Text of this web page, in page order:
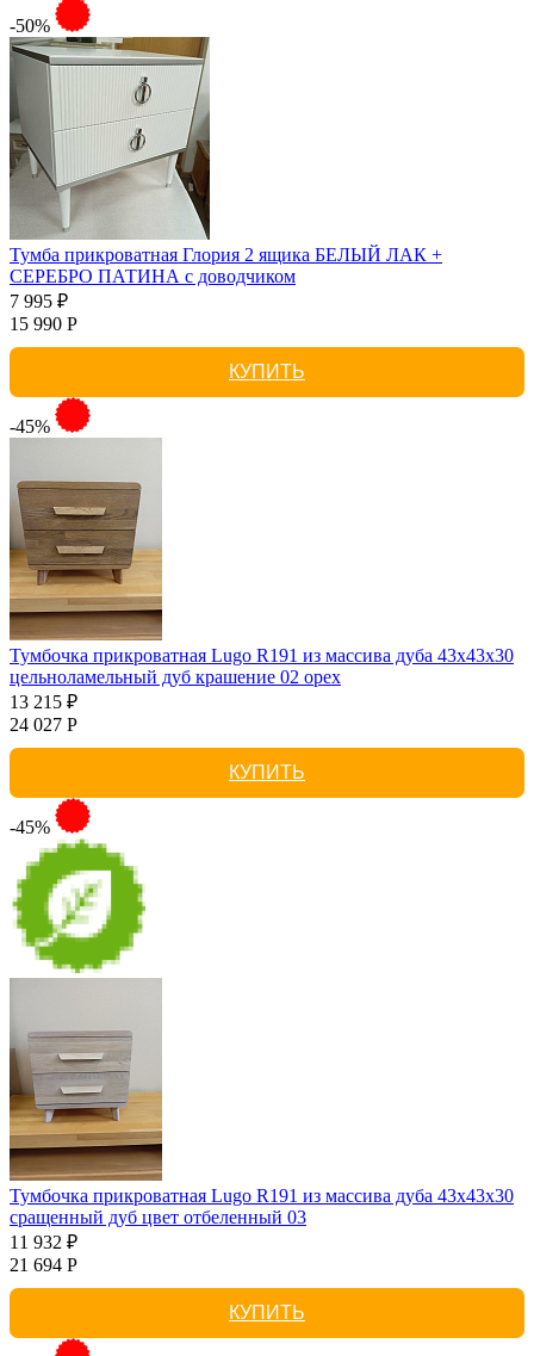
-50%
Тумба прикроватная Глория 2 ящика БЕЛЫЙ ЛАК +
СЕРЕБРО ПАТИНА с доводчиком
7 995 ₽
15 990 Р
КУПИТЬ
-45%
Тумбочка прикроватная Lugo R191 из массива дуба 43х43х30
цельноламельный дуб крашение 02 орех
13 215 ₽
24 027 Р
КУПИТЬ
-45%
Тумбочка прикроватная Lugo R191 из массива дуба 43х43х30
сращенный дуб цвет отбеленный 03
11 932 ₽
21 694 Р
КУПИТЬ